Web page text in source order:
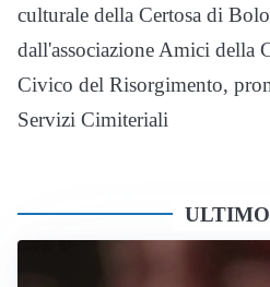
culturale della Certosa di
dall'associazione Amici della
Civico del Risorgimento,
Servizi Cimiteriali